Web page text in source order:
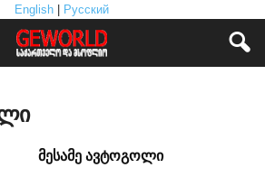
English Русский
მესამე ავტოგოლი